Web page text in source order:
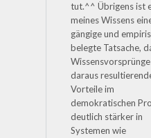
tut.^^ Übrigens ist
meines Wissens
gängige und
belegte Tatsache,
daraus
Vorteile im
demokratischen
deutlich stärker in
Systemen wie